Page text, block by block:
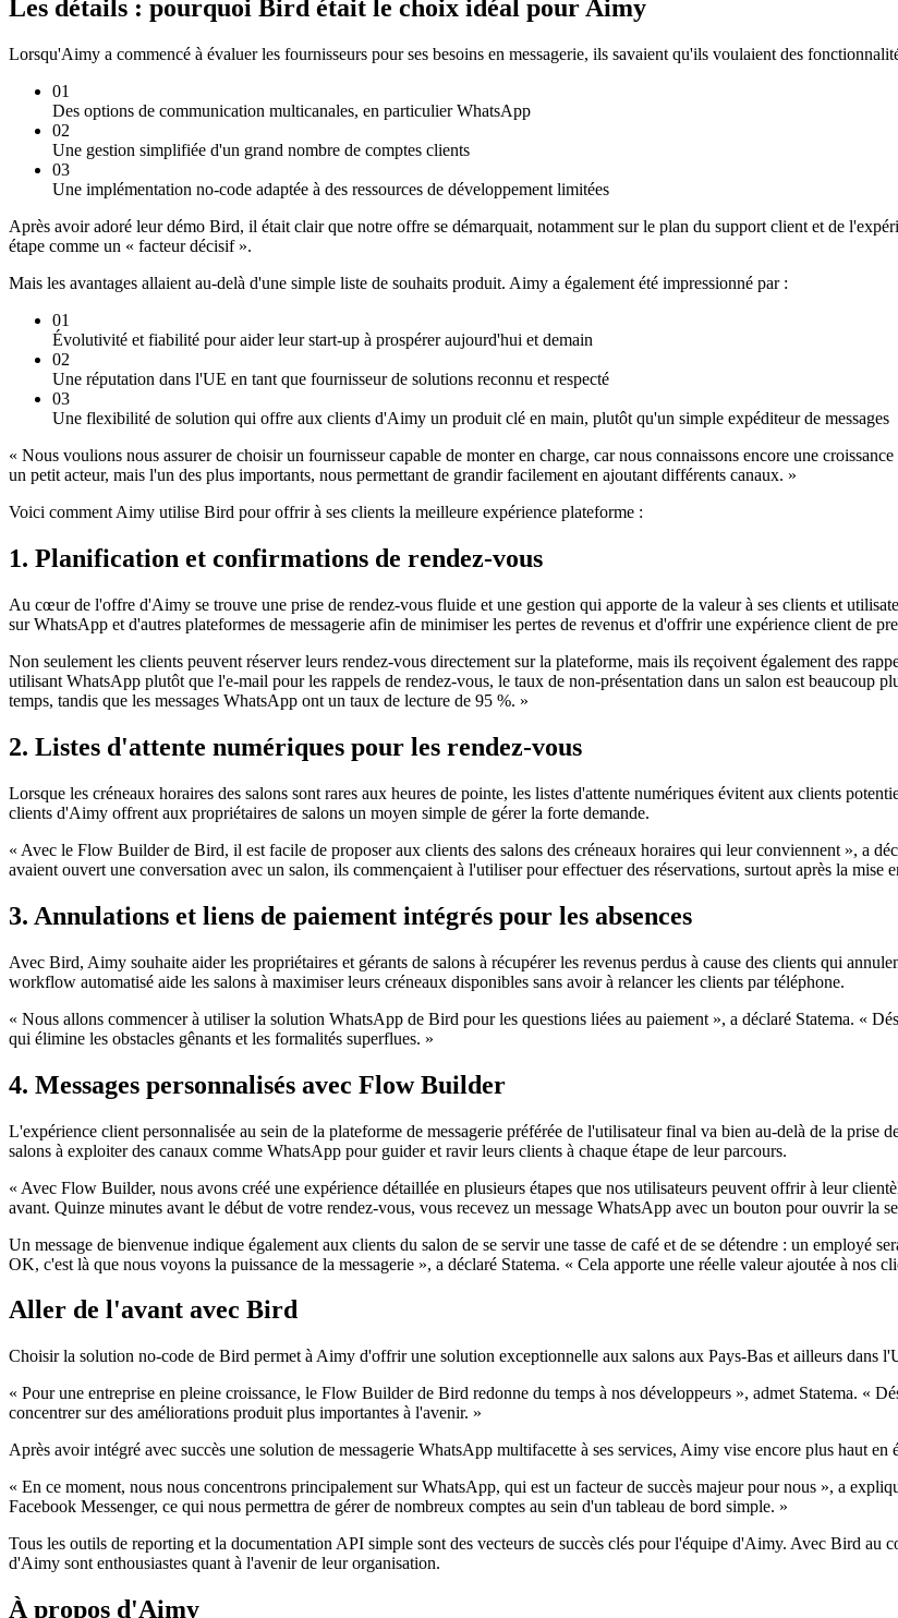
Les détails : pourquoi Bird était le choix idéal pour Aimy
Lorsqu'Aimy a commencé à évaluer les fournisseurs pour ses besoins en messagerie, ils savaient qu'ils voulaient des
01
Des options de communication multicanales, en particulier WhatsApp
02
Une gestion simplifiée d'un grand nombre de comptes clients
03
Une implémentation no-code adaptée à des ressources de développement limitées
Après avoir adoré leur démo Bird, il était clair que notre offre se démarquait, notamment sur le plan du support client et de
étape comme un « facteur décisif ».
Mais les avantages allaient au-delà d'une simple liste de souhaits produit. Aimy a également été impressionné par :
01
Évolutivité et fiabilité pour aider leur start-up à prospérer aujourd'hui et demain
02
Une réputation dans l'UE en tant que fournisseur de solutions reconnu et respecté
03
Une flexibilité de solution qui offre aux clients d'Aimy un produit clé en main, plutôt qu'un simple expéditeur de messages
« Nous voulions nous assurer de choisir un fournisseur capable de monter en charge, car nous connaissons encore une
un petit acteur, mais l'un des plus importants, nous permettant de grandir facilement en ajoutant différents canaux. »
Voici comment Aimy utilise Bird pour offrir à ses clients la meilleure expérience plateforme :
1. Planification et confirmations de rendez-vous
Au cœur de l'offre d'Aimy se trouve une prise de rendez-vous fluide et une gestion qui apporte de la valeur à ses clients et
sur WhatsApp et d'autres plateformes de messagerie afin de minimiser les pertes de revenus et d'offrir une expérience client de
Non seulement les clients peuvent réserver leurs rendez-vous directement sur la plateforme, mais ils reçoivent également des
utilisant WhatsApp plutôt que l'e-mail pour les rappels de rendez-vous, le taux de non-présentation dans un salon est beaucoup
temps, tandis que les messages WhatsApp ont un taux de lecture de 95 %. »
2. Listes d'attente numériques pour les rendez-vous
Lorsque les créneaux horaires des salons sont rares aux heures de pointe, les listes d'attente numériques évitent aux clients
clients d'Aimy offrent aux propriétaires de salons un moyen simple de gérer la forte demande.
« Avec le Flow Builder de Bird, il est facile de proposer aux clients des salons des créneaux horaires qui leur conviennent », a
avaient ouvert une conversation avec un salon, ils commençaient à l'utiliser pour effectuer des réservations, surtout après la mise
3. Annulations et liens de paiement intégrés pour les absences
Avec Bird, Aimy souhaite aider les propriétaires et gérants de salons à récupérer les revenus perdus à cause des clients qui
workflow automatisé aide les salons à maximiser leurs créneaux disponibles sans avoir à relancer les clients par téléphone.
« Nous allons commencer à utiliser la solution WhatsApp de Bird pour les questions liées au paiement », a déclaré Statema. «
qui élimine les obstacles gênants et les formalités superflues. »
4. Messages personnalisés avec Flow Builder
L'expérience client personnalisée au sein de la plateforme de messagerie préférée de l'utilisateur final va bien au-delà de la prise
salons à exploiter des canaux comme WhatsApp pour guider et ravir leurs clients à chaque étape de leur parcours.
« Avec Flow Builder, nous avons créé une expérience détaillée en plusieurs étapes que nos utilisateurs peuvent offrir à leur
avant. Quinze minutes avant le début de votre rendez-vous, vous recevez un message WhatsApp avec un bouton pour ouvrir la
Un message de bienvenue indique également aux clients du salon de se servir une tasse de café et de se détendre : un employé
OK, c'est là que nous voyons la puissance de la messagerie », a déclaré Statema. « Cela apporte une réelle valeur ajoutée à nos
Aller de l'avant avec Bird
Choisir la solution no-code de Bird permet à Aimy d'offrir une solution exceptionnelle aux salons aux Pays-Bas et ailleurs dans
« Pour une entreprise en pleine croissance, le Flow Builder de Bird redonne du temps à nos développeurs », admet Statema. «
concentrer sur des améliorations produit plus importantes à l'avenir. »
Après avoir intégré avec succès une solution de messagerie WhatsApp multifacette à ses services, Aimy vise encore plus haut en
« En ce moment, nous nous concentrons principalement sur WhatsApp, qui est un facteur de succès majeur pour nous », a
Facebook Messenger, ce qui nous permettra de gérer de nombreux comptes au sein d'un tableau de bord simple. »
Tous les outils de reporting et la documentation API simple sont des vecteurs de succès clés pour l'équipe d'Aimy. Avec Bird au
d'Aimy sont enthousiastes quant à l'avenir de leur organisation.
À propos d'Aimy